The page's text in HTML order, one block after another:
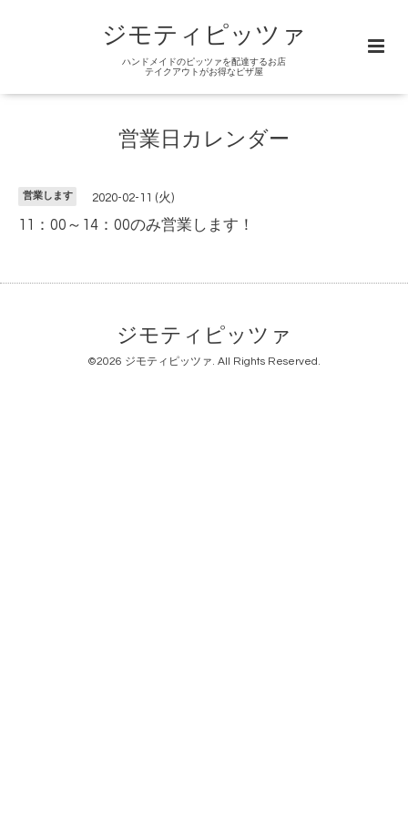
ジモティピッツァ
ハンドメイドのピッツァを配達するお店
テイクアウトがお得なピザ屋
営業日カレンダー
営業します 2020-02-11 (火)
11：00～14：00のみ営業します！
ジモティピッツァ
©2026 ジモティピッツァ. All Rights Reserved.